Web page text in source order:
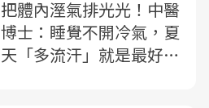
把體內溼氣排光光！中醫
博士：睡覺不開冷氣，夏
天「多流汗」就是最好的